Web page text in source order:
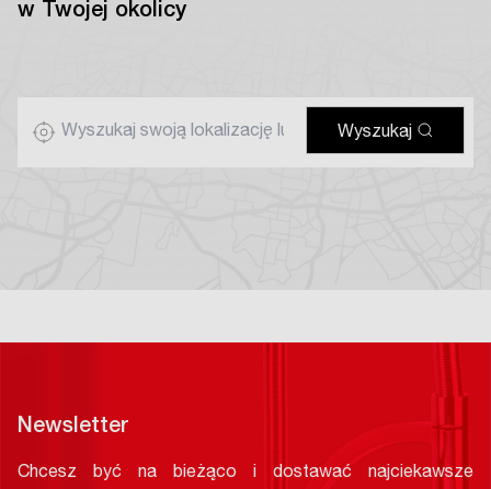
w Twojej okolicy
Wyszukaj
Newsletter
Chcesz być na bieżąco i dostawać najciekawsze